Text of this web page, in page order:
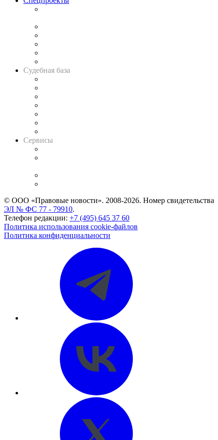
Судебная база
Сервисы
© ООО «Правовые новости». 2008-2026. Номер свидетельства
ЭЛ № ФС 77 - 79910.
Телефон редакции: +7 (495) 645 37 60
Политика использования cookie-файлов
Политика конфиденциальности